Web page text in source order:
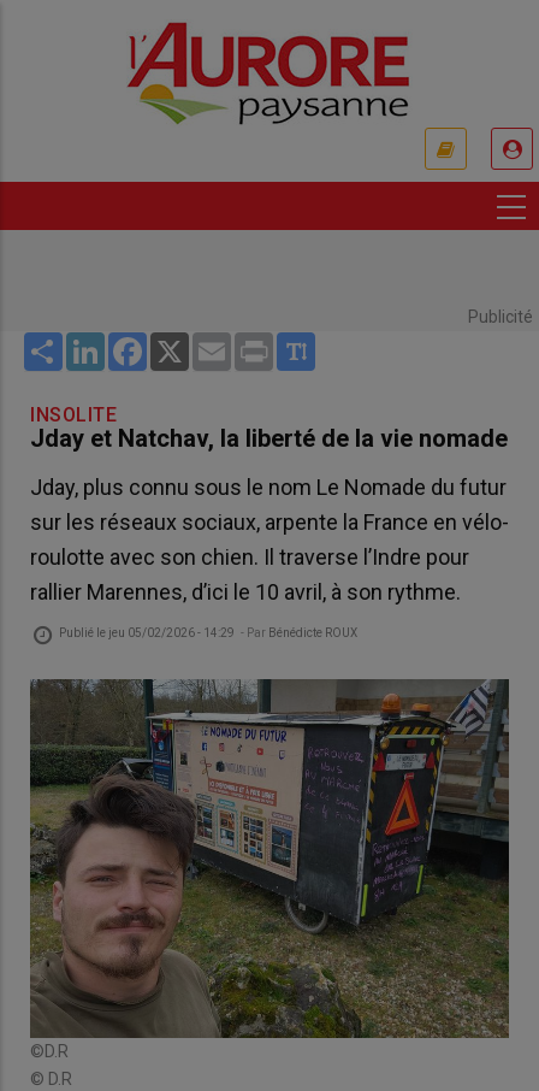
Publicité
Share LinkedInFacebook
X Email Print
INSOLITE
Jday et Natchav, la liberté de la vie nomade
Jday, plus connu sous le nom Le Nomade du futur
sur les réseaux sociaux, arpente la France en vélo-
roulotte avec son chien. Il traverse l’Indre pour
rallier Marennes, d’ici le 10 avril, à son rythme.
Publié le jeu 05/02/2026 - 14:29 - Par Bénédicte ROUX
©D.R
© D.R